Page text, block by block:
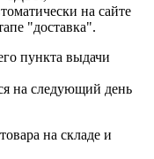
на сайте
"доставка".
пункта выдачи
на следующий день
на складе и